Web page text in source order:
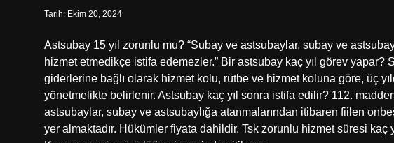
Tarih: Ekim 20, 2024
Astsubay 15 yıl zorunlu mu? “Subay ve astsubaylar, subay ve
hizmet etmedikçe istifa edemezler.” Bir astsubay kaç yıl görev
giderlerine bağlı olarak hizmet kolu, rütbe ve hizmet koluna göre, üç
yönetmelikte belirlenir. Astsubay kaç yıl sonra istifa edilir? 112.
astsubaylar, subay ve astsubaylığa atanmalarından itibaren fiilen
yer almaktadır. Hükümler fiyata dahildir. Tsk zorunlu hizmet süresi kaç